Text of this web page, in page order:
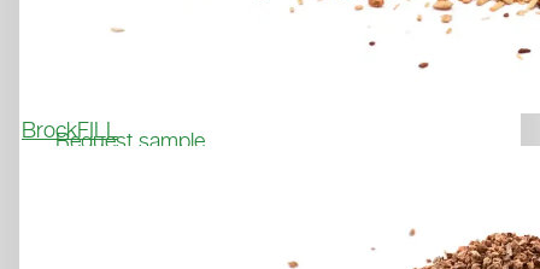
BrockFILL
Football, Rugby, American Football, Multisport
Request sample